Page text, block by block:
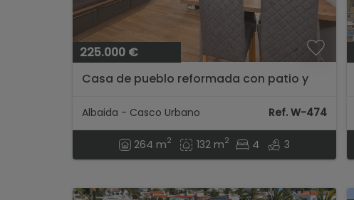
225.000 €
Casa de pueblo reformada con patio y
d'Albaida - Bufali...
Albaida - Casco Urbano Ref. W-474
264 m2 132 m2 4 3